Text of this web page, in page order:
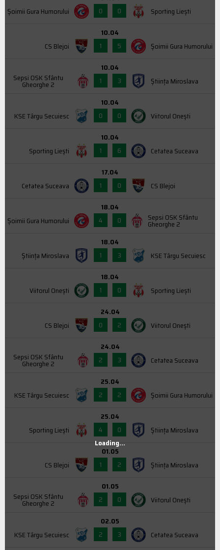
Şoimii Gura Humorului
0
0 Sporting Liești
CS Blejoi
10.04
1
5 Şoimii Gura Humorului
Sepsi OSK Sfântu
Gheorghe 2
10.04
1
3 Știința Miroslava
KSE Târgu Secuiesc
10.04
0
0 Viitorul Onești
Sporting Liești
10.04
1
6 Cetatea Suceava
Cetatea Suceava
17.04
1
0 CS Blejoi
Şoimii Gura Humorului
18.04
4
0 Sepsi OSK Sfântu
Gheorghe 2
Știința Miroslava
18.04
1
3 KSE Târgu Secuiesc
Viitorul Onești
18.04
1
0 Sporting Liești
CS Blejoi
24.04
0
2 Viitorul Onești
Sepsi OSK Sfântu
Gheorghe 2
24.04
2
3 Cetatea Suceava
KSE Târgu Secuiesc
25.04
2
2 Şoimii Gura Humorului
Sporting Liești
25.04
4
0 Știința Miroslava
CS Blejoi
01.05
1
2 Știința Miroslava
Sepsi OSK Sfântu
Gheorghe 2
01.05
2
0 Viitorul Onești
KSE Târgu Secuiesc
02.05
2
3 Cetatea Suceava
Loading...